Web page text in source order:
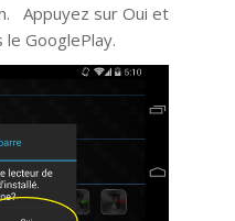
Appuyez sur Oui et
GooglePlay.